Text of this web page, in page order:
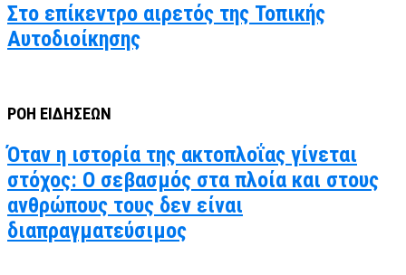
Στο επίκεντρο αιρετός της Τοπικής
Αυτοδιοίκησης
ΡΟΗ ΕΙΔΗΣΕΩΝ
Όταν η ιστορία της ακτοπλοΐας γίνεται
στόχος: Ο σεβασμός στα πλοία και στους
ανθρώπους τους δεν είναι
διαπραγματεύσιμος